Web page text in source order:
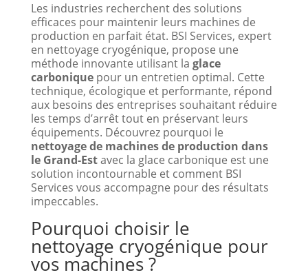
Les industries recherchent des solutions
efficaces pour maintenir leurs machines de
production en parfait état. BSI Services, expert
en nettoyage cryogénique, propose une
méthode innovante utilisant la glace
carboniquepour un entretien optimal. Cette
technique, écologique et performante, répond
aux besoins des entreprises souhaitant réduire
les temps d’arrêt tout en préservant leurs
équipements. Découvrez pourquoi le
nettoyage de machines de production dans
le Grand-Estavec la glace carbonique est une
solution incontournable et comment BSI
Services vous accompagne pour des résultats
impeccables.
Pourquoi choisir le
nettoyage cryogénique pour
vos machines ?